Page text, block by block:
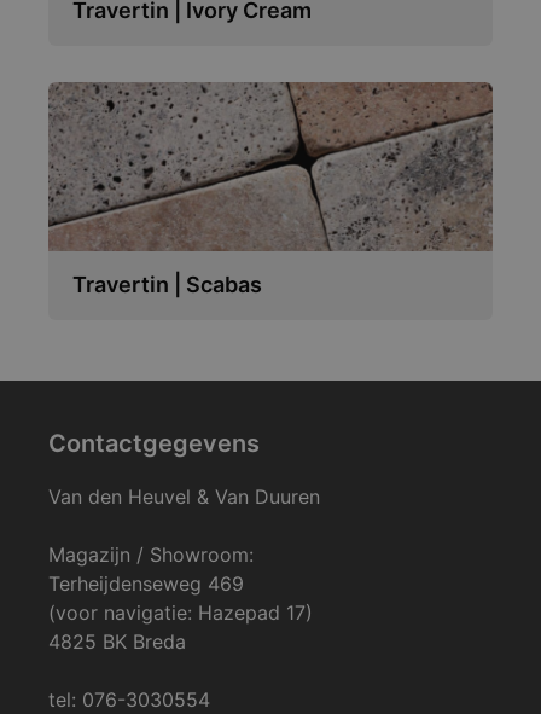
Travertin | Ivory Cream
Travertin | Scabas
Contactgegevens
Van den Heuvel & Van Duuren
Magazijn / Showroom:
Terheijdenseweg 469
(voor navigatie: Hazepad 17)
4825 BK Breda
tel: 076-3030554